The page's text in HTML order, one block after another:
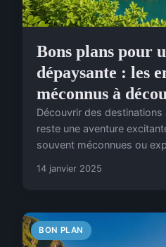
Bons plans pour
dépaysante : les
méconnus à
Découvrir des destinations
reste une aventure
souvent méconnues ou
14 janvier 2025
BON PLAN